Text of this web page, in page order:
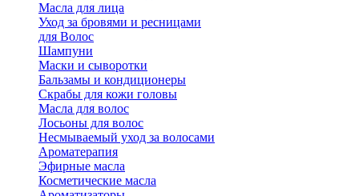
Масла для лица
Уход за бровями и ресницами
для Волос
Шампуни
Маски и сыворотки
Бальзамы и кондиционеры
Скрабы для кожи головы
Масла для волос
Лосьоны для волос
Несмываемый уход за волосами
Ароматерапия
Эфирные масла
Косметические масла